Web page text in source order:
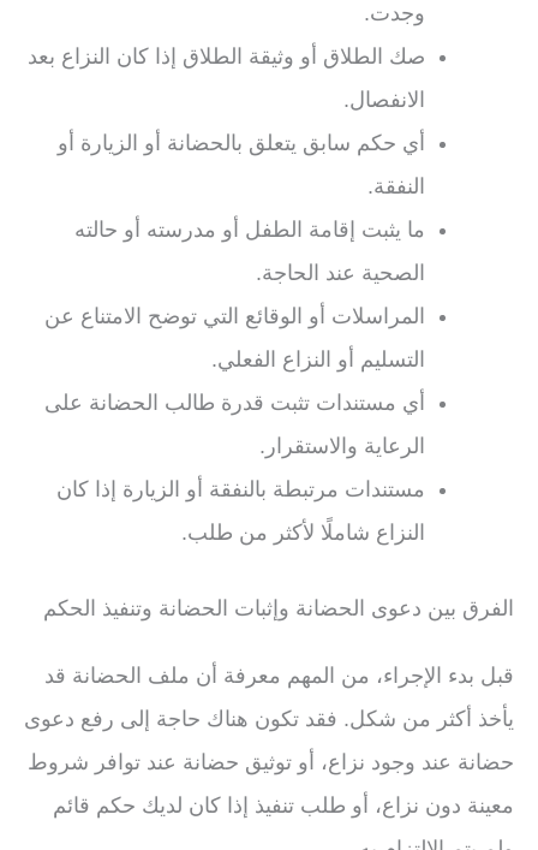
وجدت.
صك الطلاق أو وثيقة الطلاق إذا كان النزاع بعد
الانفصال.
أي حكم سابق يتعلق بالحضانة أو الزيارة أو
النفقة.
ما يثبت إقامة الطفل أو مدرسته أو حالته
الصحية عند الحاجة.
المراسلات أو الوقائع التي توضح الامتناع عن
التسليم أو النزاع الفعلي.
أي مستندات تثبت قدرة طالب الحضانة على
الرعاية والاستقرار.
مستندات مرتبطة بالنفقة أو الزيارة إذا كان
النزاع شاملًا لأكثر من طلب.
الفرق بين دعوى الحضانة وإثبات الحضانة وتنفيذ الحكم
قبل بدء الإجراء، من المهم معرفة أن ملف الحضانة قد
يأخذ أكثر من شكل. فقد تكون هناك حاجة إلى رفع دعوى
حضانة عند وجود نزاع، أو توثيق حضانة عند توافر شروط
معينة دون نزاع، أو طلب تنفيذ إذا كان لديك حكم قائم